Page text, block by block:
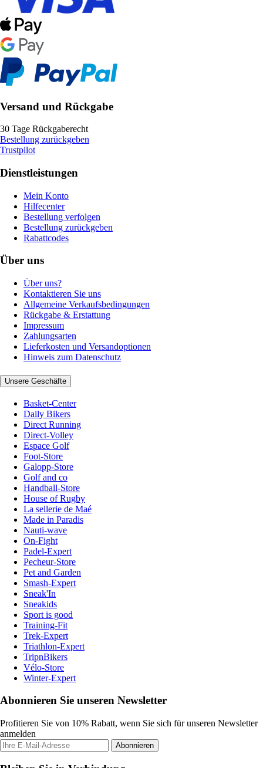
Versand und Rückgabe
30 Tage Rückgaberecht
Bestellung zurückgeben
Trustpilot
Dienstleistungen
Mein Konto
Hilfecenter
Bestellung verfolgen
Bestellung zurückgeben
Rabattcodes
Über uns
Über uns?
Kontaktieren Sie uns
Allgemeine Verkaufsbedingungen
Rückgabe & Erstattung
Impressum
Zahlungsarten
Lieferkosten und Versandoptionen
Hinweis zum Datenschutz
Unsere Geschäfte
Basket-Center
Daily Bikers
Direct Running
Direct-Volley
Espace Golf
Foot-Store
Galopp-Store
Golf and co
Handball-Store
House of Rugby
La sellerie de Maé
Made in Paradis
Nauti-wave
On-Fight
Padel-Expert
Pecheur-Store
Pet and Garden
Smash-Expert
Sneak'In
Sneakids
Sport is good
Training-Fit
Trek-Expert
Triathlon-Expert
TripnBikers
Vélo-Store
Winter-Expert
Abonnieren Sie unseren Newsletter
Profitieren Sie von 10% Rabatt, wenn Sie sich für unseren Newsletter
anmelden
Abonnieren